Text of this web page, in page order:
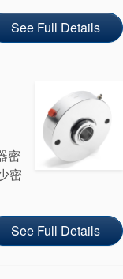
See Full Details
密
密
See Full Details